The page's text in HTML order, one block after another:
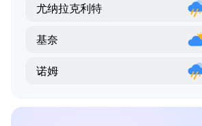
尤纳拉克利特
基奈
诺姆